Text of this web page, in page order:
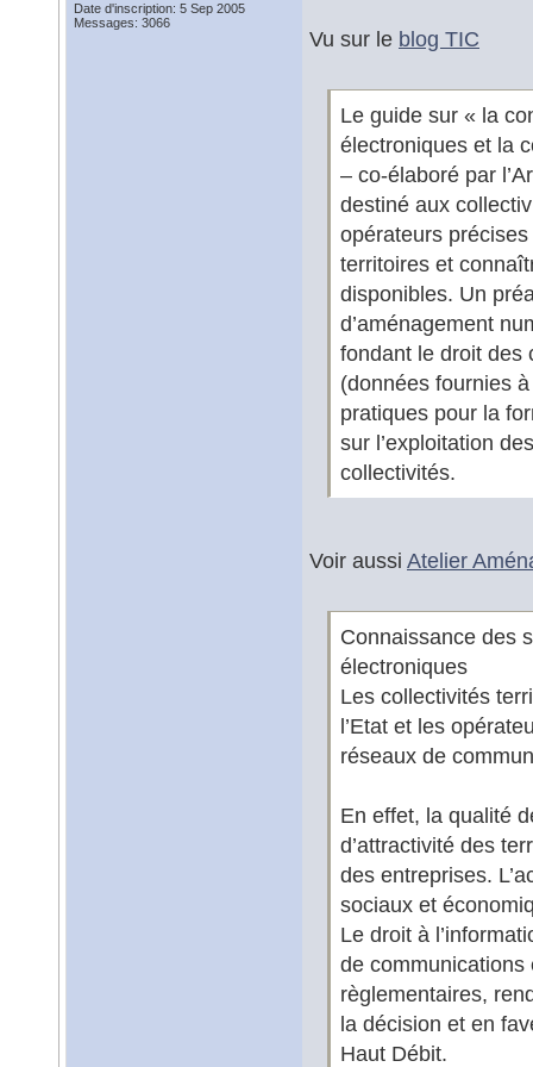
Date d'inscription: 5 Sep 2005
Messages: 3066
Vu sur le blog TIC
Le guide sur « la
électroniques et la
– co-élaboré par
destiné aux
opérateurs
territoires et
disponibles. Un
d’aménagement
fondant le droit des
(données fournies
pratiques pour la
sur l’exploitation
collectivités.
Voir aussi Atelier
Connaissance des
électroniques
Les collectivités
l’Etat et les
réseaux de
En effet, la qualité
d’attractivité des
des entreprises.
sociaux et
Le droit à
de
règlementaires,
la décision et en
Haut Débit.